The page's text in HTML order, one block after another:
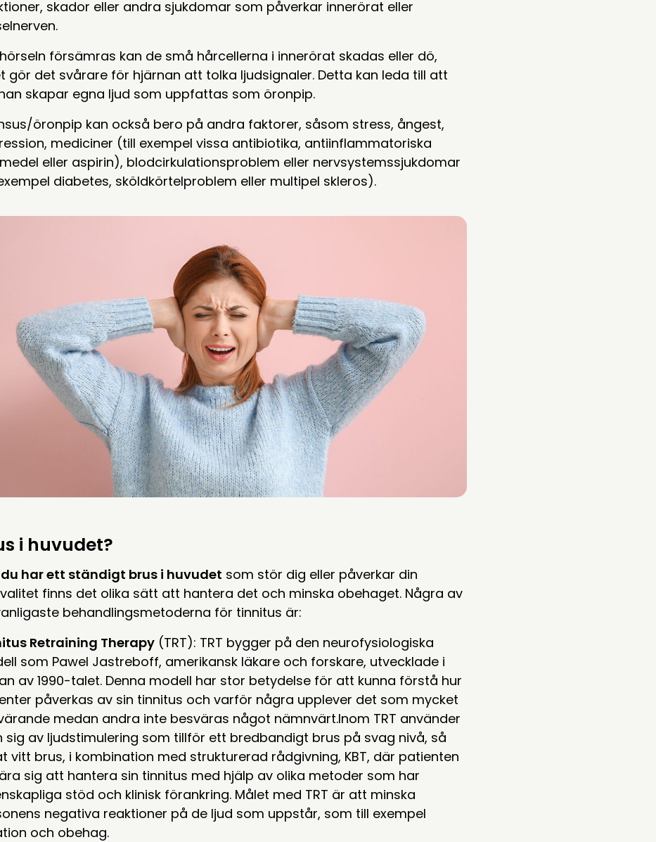
skador eller andra sjukdomar som påverkar innerörat eller
försämras kan de små hårcellerna i innerörat skadas eller dö,
gör det svårare för hjärnan att tolka ljudsignaler. Detta kan leda till att
skapar egna ljud som uppfattas som öronpip.
öronpip kan också bero på andra faktorer, såsom stress, ångest,
mediciner (till exempel vissa antibiotika, antiinflammatoriska
eller aspirin), blodcirkulationsproblem eller nervsystemssjukdomar
diabetes, sköldkörtelproblem eller multipel skleros).
i huvudet?
har ett ständigt brus i huvudet som stör dig eller påverkar din
finns det olika sätt att hantera det och minska obehaget. Några av
behandlingsmetoderna för tinnitus är:
Retraining Therapy(TRT): TRT bygger på den neurofysiologiska
som Pawel Jastreboff, amerikansk läkare och forskare, utvecklade i
av 1990-talet. Denna modell har stor betydelse för att kunna förstå hur
påverkas av sin tinnitus och varför några upplever det som mycket
medan andra inte besväras något nämnvärt.Inom TRT använder
sig av ljudstimulering som tillför ett bredbandigt brus på svag nivå, så
vitt brus, i kombination med strukturerad rådgivning, KBT, där patienten
sig att hantera sin tinnitus med hjälp av olika metoder som har
stöd och klinisk förankring. Målet med TRT är att minska
negativa reaktioner på de ljud som uppstår, som till exempel
och obehag.